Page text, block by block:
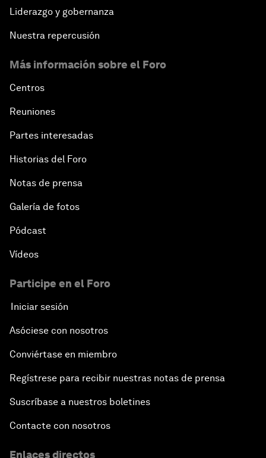
Liderazgo y gobernanza
Nuestra repercusión
Más información sobre el Foro
Centros
Reuniones
Partes interesadas
Historias del Foro
Notas de prensa
Galería de fotos
Pódcast
Vídeos
Participe en el Foro
Iniciar sesión
Asóciese con nosotros
Conviértase en miembro
Regístrese para recibir nuestras notas de prensa
Suscríbase a nuestros boletines
Contacte con nosotros
Enlaces directos